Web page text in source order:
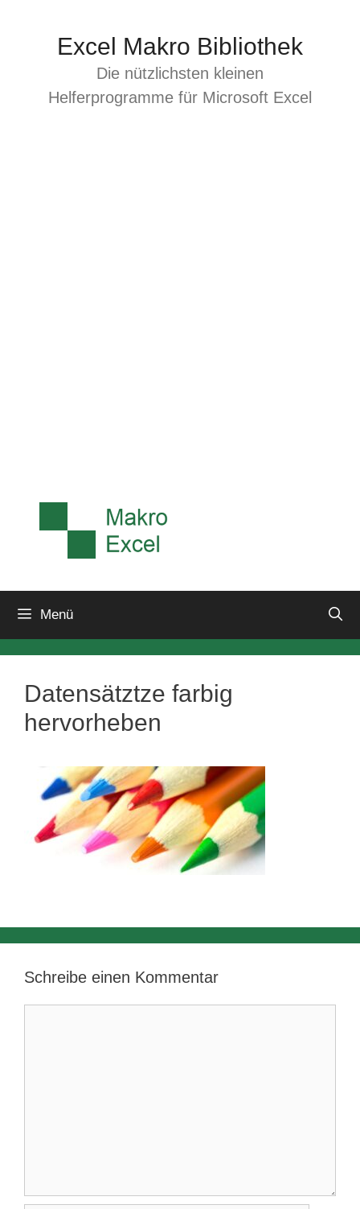
Excel Makro Bibliothek
Die nützlichsten kleinen
Helferprogramme für Microsoft Excel
Menü
Datensätztze farbig
hervorheben
Schreibe einen Kommentar